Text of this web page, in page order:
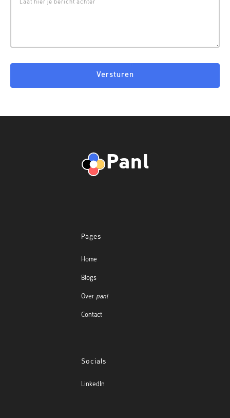
Panl
Pages
Home
Blogs
Over panl
Contact
Socials
LinkedIn